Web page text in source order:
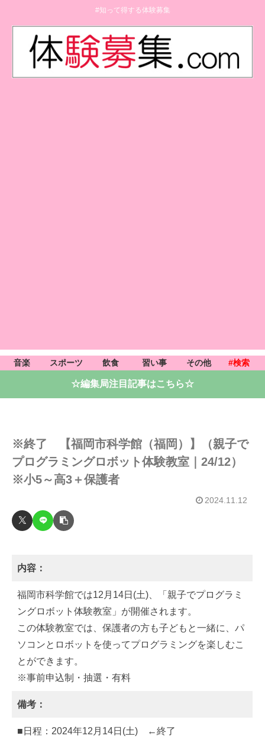
#知って得する体験募集
音楽 スポーツ 飲食 習い事 その他 #検索
☆編集局注目記事はこちら☆
※終了 【福岡市科学館（福岡）】（親子で
プログラミングロボット体験教室｜24/12）
※小5～高3＋保護者
2024.11.12
内容：
福岡市科学館では12月14日(土)、「親子でプログラミ
ングロボット体験教室」が開催されます。
この体験教室では、保護者の方も子どもと一緒に、パ
ソコンとロボットを使ってプログラミングを楽しむこ
とができます。
※事前申込制・抽選・有料
備考：
■日程：2024年12月14日(土) ←終了